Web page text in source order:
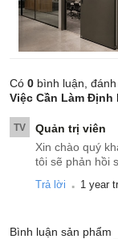
Có 0 bình luận, đánh
Việc Cần Làm Định
TV Quản trị viên
Xin chào quý
tôi sẽ phản hồi
Trả lời . 1 year
Bình luận sản phẩm